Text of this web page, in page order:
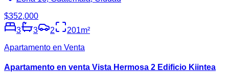
$352,000
3
3 2 201m²
Apartamento en Venta
Apartamento en venta Vista Hermosa 2 Edificio Kiintea